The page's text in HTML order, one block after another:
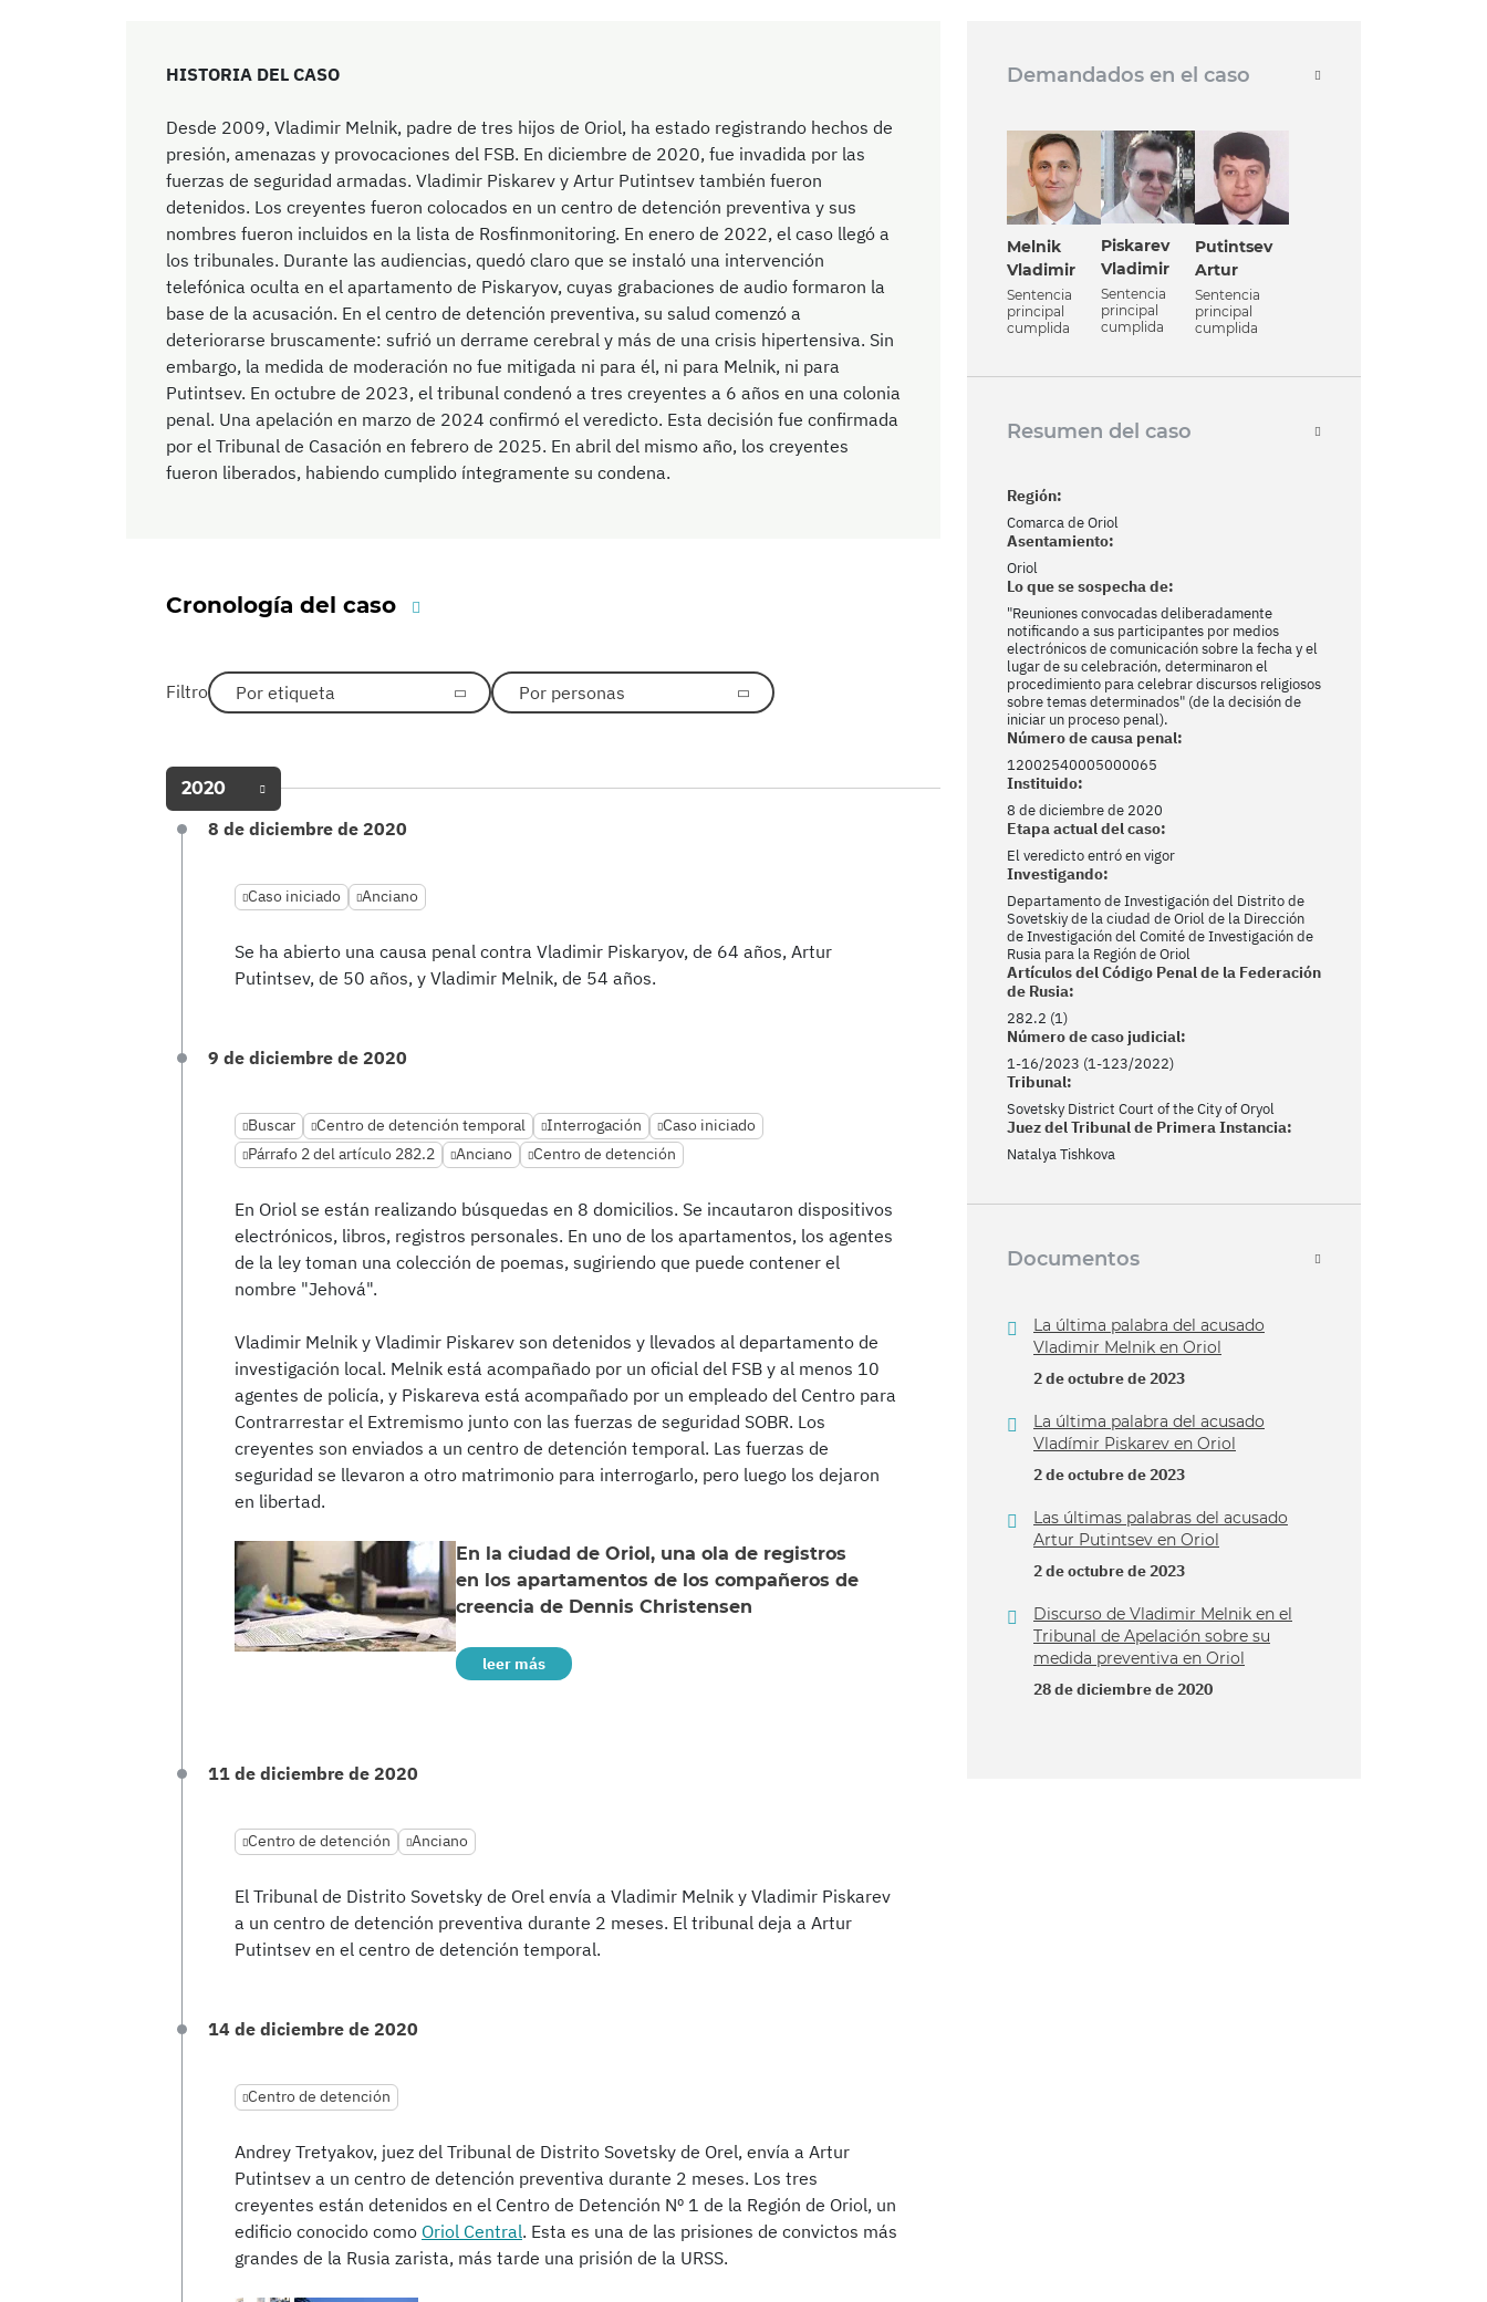
HISTORIA DEL CASO
Desde 2009, Vladimir Melnik, padre de tres hijos de Oriol, ha estado registrando hechos de
presión, amenazas y provocaciones del FSB. En diciembre de 2020, fue invadida por las
fuerzas de seguridad armadas. Vladimir Piskarev y Artur Putintsev también fueron
detenidos. Los creyentes fueron colocados en un centro de detención preventiva y sus
nombres fueron incluidos en la lista de Rosfinmonitoring. En enero de 2022, el caso llegó a
los tribunales. Durante las audiencias, quedó claro que se instaló una intervención
telefónica oculta en el apartamento de Piskaryov, cuyas grabaciones de audio formaron la
base de la acusación. En el centro de detención preventiva, su salud comenzó a
deteriorarse bruscamente: sufrió un derrame cerebral y más de una crisis hipertensiva. Sin
embargo, la medida de moderación no fue mitigada ni para él, ni para Melnik, ni para
Putintsev. En octubre de 2023, el tribunal condenó a tres creyentes a 6 años en una colonia
penal. Una apelación en marzo de 2024 confirmó el veredicto. Esta decisión fue confirmada
por el Tribunal de Casación en febrero de 2025. En abril del mismo año, los creyentes
fueron liberados, habiendo cumplido íntegramente su condena.
Cronología del caso
Filtro Por etiqueta Por personas
2020
8 de diciembre de 2020
Caso iniciado Anciano
Se ha abierto una causa penal contra Vladimir Piskaryov, de 64 años, Artur
Putintsev, de 50 años, y Vladimir Melnik, de 54 años.
9 de diciembre de 2020
Buscar Centro de detención temporal Interrogación
Caso iniciado
Párrafo 2 del artículo 282.2
Anciano Centro de detención
En Oriol se están realizando búsquedas en 8 domicilios. Se incautaron dispositivos
electrónicos, libros, registros personales. En uno de los apartamentos, los agentes
de la ley toman una colección de poemas, sugiriendo que puede contener el
nombre "Jehová".
Vladimir Melnik y Vladimir Piskarev son detenidos y llevados al departamento de
investigación local. Melnik está acompañado por un oficial del FSB y al menos 10
agentes de policía, y Piskareva está acompañado por un empleado del Centro para
Contrarrestar el Extremismo junto con las fuerzas de seguridad SOBR. Los
creyentes son enviados a un centro de detención temporal. Las fuerzas de
seguridad se llevaron a otro matrimonio para interrogarlo, pero luego los dejaron
en libertad.
En la ciudad de Oriol, una ola de registros
en los apartamentos de los compañeros de
creencia de Dennis Christensen
leer más
11 de diciembre de 2020
Centro de detención Anciano
El Tribunal de Distrito Sovetsky de Orel envía a Vladimir Melnik y Vladimir Piskarev
a un centro de detención preventiva durante 2 meses. El tribunal deja a Artur
Putintsev en el centro de detención temporal.
14 de diciembre de 2020
Centro de detención
Andrey Tretyakov, juez del Tribunal de Distrito Sovetsky de Orel, envía a Artur
Putintsev a un centro de detención preventiva durante 2 meses. Los tres
creyentes están detenidos en el Centro de Detención Nº 1 de la Región de Oriol, un
edificio conocido como Oriol Central. Esta es una de las prisiones de convictos más
grandes de la Rusia zarista, más tarde una prisión de la URSS.
Demandados en el caso
Melnik
Vladimir
Sentencia
principal
cumplida
Piskarev
Vladimir
Sentencia
principal
cumplida
Putintsev
Artur
Sentencia
principal
cumplida
Resumen del caso
Región:
Comarca de Oriol
Asentamiento:
Oriol
Lo que se sospecha de:
"Reuniones convocadas deliberadamente
notificando a sus participantes por medios
electrónicos de comunicación sobre la fecha y el
lugar de su celebración, determinaron el
procedimiento para celebrar discursos religiosos
sobre temas determinados" (de la decisión de
iniciar un proceso penal).
Número de causa penal:
12002540005000065
Instituido:
8 de diciembre de 2020
Etapa actual del caso:
El veredicto entró en vigor
Investigando:
Departamento de Investigación del Distrito de
Sovetskiy de la ciudad de Oriol de la Dirección
de Investigación del Comité de Investigación de
Rusia para la Región de Oriol
Artículos del Código Penal de la Federación
de Rusia:
282.2 (1)
Número de caso judicial:
1-16/2023 (1-123/2022)
Tribunal:
Sovetsky District Court of the City of Oryol
Juez del Tribunal de Primera Instancia:
Natalya Tishkova
Documentos
La última palabra del acusado
Vladimir Melnik en Oriol
2 de octubre de 2023
La última palabra del acusado
Vladímir Piskarev en Oriol
2 de octubre de 2023
Las últimas palabras del acusado
Artur Putintsev en Oriol
2 de octubre de 2023
Discurso de Vladimir Melnik en el
Tribunal de Apelación sobre su
medida preventiva en Oriol
28 de diciembre de 2020